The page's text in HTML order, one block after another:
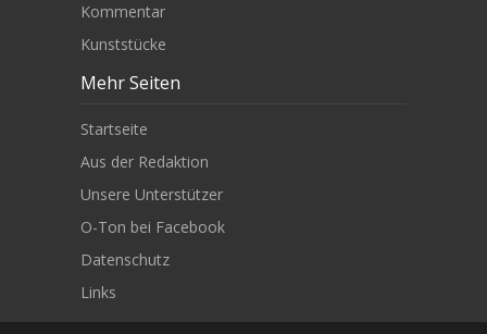
Kommentar
Kunststücke
Mehr Seiten
Startseite
Aus der Redaktion
Unsere Unterstützer
O-Ton bei Facebook
Datenschutz
Links